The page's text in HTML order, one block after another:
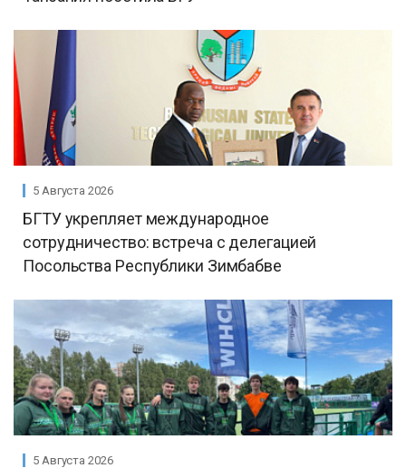
5 Августа 2026
БГТУ укрепляет международное
сотрудничество: встреча с делегацией
Посольства Республики Зимбабве
5 Августа 2026